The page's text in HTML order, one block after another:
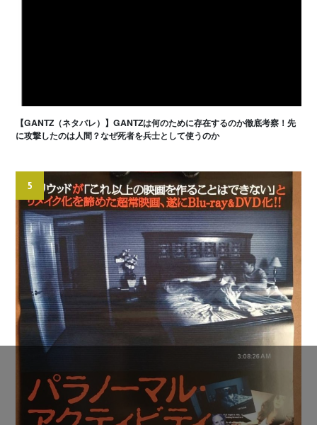
【GANTZ（ネタバレ）】GANTZは何のために存在するのか徹底考察！先
に攻撃したのは人間？なぜ死者を兵士として使うのか
5